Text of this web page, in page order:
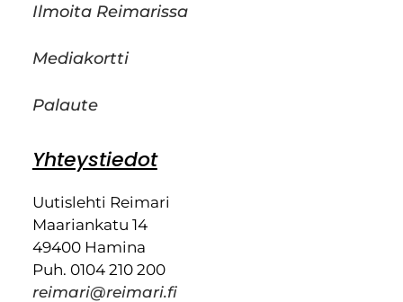
Ilmoita Reimarissa
Mediakortti
Palaute
Yhteystiedot
Uutislehti Reimari
Maariankatu 14
49400 Hamina
Puh. 0104 210 200
reimari@reimari.fi